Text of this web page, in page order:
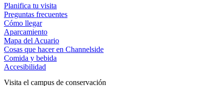
Planifica tu visita
Preguntas frecuentes
Cómo llegar
Aparcamiento
Mapa del Acuario
Cosas que hacer en Channelside
Comida y bebida
Accesibilidad
Visita el campus de conservación